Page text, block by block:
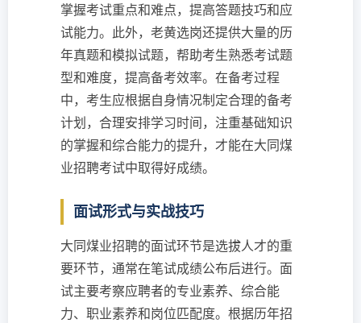
掌握考试重点和难点，提高答题技巧和应
试能力。此外，老黄选岗还提供大量的历
年真题和模拟试题，帮助考生熟悉考试题
型和难度，提高备考效率。在备考过程
中，考生应根据自身情况制定合理的备考
计划，合理安排学习时间，注重基础知识
的掌握和综合能力的提升，才能在大同煤
业招聘考试中取得好成绩。
面试形式与实战技巧
大同煤业招聘的面试环节是选拔人才的重
要环节，通常在笔试成绩公布后进行。面
试主要考察应聘者的专业素养、综合能
力、职业素养和岗位匹配度。根据历年招